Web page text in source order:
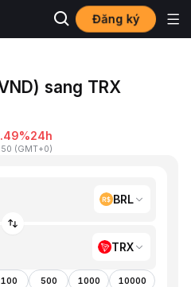
Đăng ký
sang TRX
24h
(GMT+0)
BRL
TRX
100 500 1000 10000